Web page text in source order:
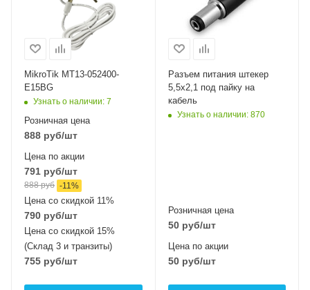
MikroTik MT13-052400-
E15BG
Узнать о наличии: 7
Розничная цена
888 руб/шт
Цена по акции
791 руб/шт
888руб -11 %
Цена со скидкой 11%
790 руб/шт
Цена со скидкой 15%
(Склад 3 и транзиты)
755 руб/шт
Разъем питания штекер
5,5х2,1 под пайку на
кабель
Узнать о наличии: 870
Розничная цена
50руб/шт
Цена по акции
50руб/шт